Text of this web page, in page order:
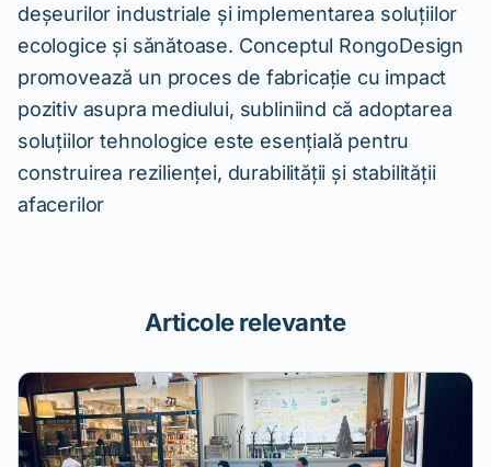
deșeurilor industriale și implementarea soluțiilor
ecologice și sănătoase. Conceptul RongoDesign
promovează un proces de fabricație cu impact
pozitiv asupra mediului, subliniind că adoptarea
soluțiilor tehnologice este esențială pentru
construirea rezilienței, durabilității și stabilității
afacerilor
Articole relevante